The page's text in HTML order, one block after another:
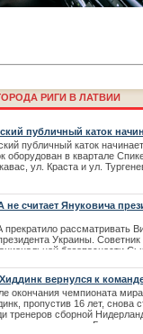
обратилась к
Rendezvous
РИГИ В ЛАТВИИ
публичный каток
публичный каток
оборудован в квартале
ул. Краста и ул.
слова ожидают
считает Януковича
рассматривать
Украины.
безопасности
23 февраля.
вернулся к
окончания чемпионата
пропустив 16 лет, снова
тренеров сборной
с тех пор, когда Гус